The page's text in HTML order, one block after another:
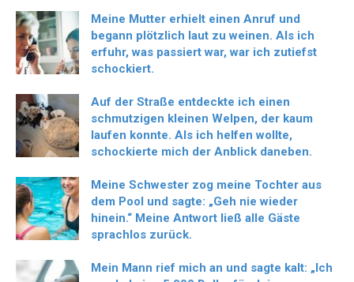
Meine Mutter erhielt einen Anruf und
begann plötzlich laut zu weinen. Als ich
erfuhr, was passiert war, war ich zutiefst
schockiert.
Auf der Straße entdeckte ich einen
schmutzigen kleinen Welpen, der kaum
laufen konnte. Als ich helfen wollte,
schockierte mich der Anblick daneben.
Meine Schwester zog meine Tochter aus
dem Pool und sagte: „Geh nie wieder
hinein.“ Meine Antwort ließ alle Gäste
sprachlos zurück.
Mein Mann rief mich an und sagte kalt: „Ich